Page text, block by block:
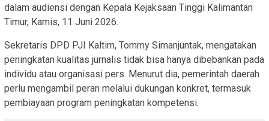
dalam audiensi dengan Kepala Kejaksaan Tinggi Kalimantan
Timur, Kamis, 11 Juni 2026.
Sekretaris DPD PJI Kaltim, Tommy Simanjuntak, mengatakan
peningkatan kualitas jurnalis tidak bisa hanya dibebankan pada
individu atau organisasi pers. Menurut dia, pemerintah daerah
perlu mengambil peran melalui dukungan konkret, termasuk
pembiayaan program peningkatan kompetensi.